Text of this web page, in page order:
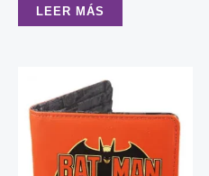
LEER MÁS